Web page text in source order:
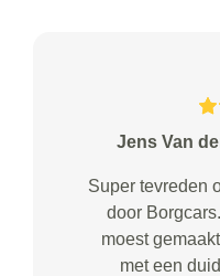
Jens Van
Super tevreden
door
moest
met een